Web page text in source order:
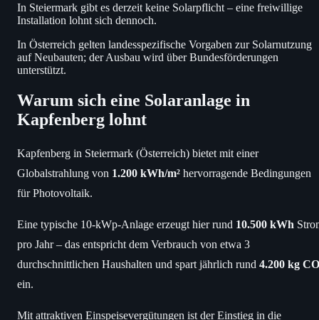
In Steiermark gibt es derzeit keine Solarpflicht – eine freiwillige
Installation lohnt sich dennoch.
In Österreich gelten landesspezifische Vorgaben zur Solarnutzung
auf Neubauten; der Ausbau wird über Bundesförderungen
unterstützt.
Warum sich eine Solaranlage in
Kapfenberg lohnt
Kapfenberg in Steiermark (Österreich) bietet mit einer
Globalstrahlung von 1.200 kWh/m² hervorragende Bedingungen
für Photovoltaik.
Eine typische 10-kWp-Anlage erzeugt hier rund 10.500 kWh
pro Jahr – das entspricht dem Verbrauch von etwa 3
durchschnittlichen Haushalten und spart jährlich rund 4.200 kg
ein.
Mit attraktiven Einspeisevergütungen ist der Einstieg in die